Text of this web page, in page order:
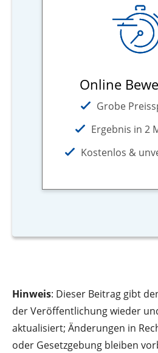
Online
Grobe
Ergebnis in 2
Kostenlos &
Hinweis: Dieser Beitrag gibt
der Veröffentlichung wieder
aktualisiert; Änderungen in
oder Gesetzgebung bleiben